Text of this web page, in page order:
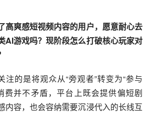
高爽感短视频内容的用户，愿意耐心去
AI游戏吗？现阶段怎么打破核心玩家对
注的是将观众从“旁观者”转变为“参与
费并不矛盾，平台上既会提供偏短剧
内容，也会容纳需要沉浸代入的长线互